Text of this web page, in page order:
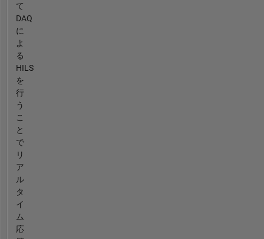
て
DAQ
に
よ
る
HILS
を
行
う
こ
と
で
リ
ア
ル
タ
イ
ム
応